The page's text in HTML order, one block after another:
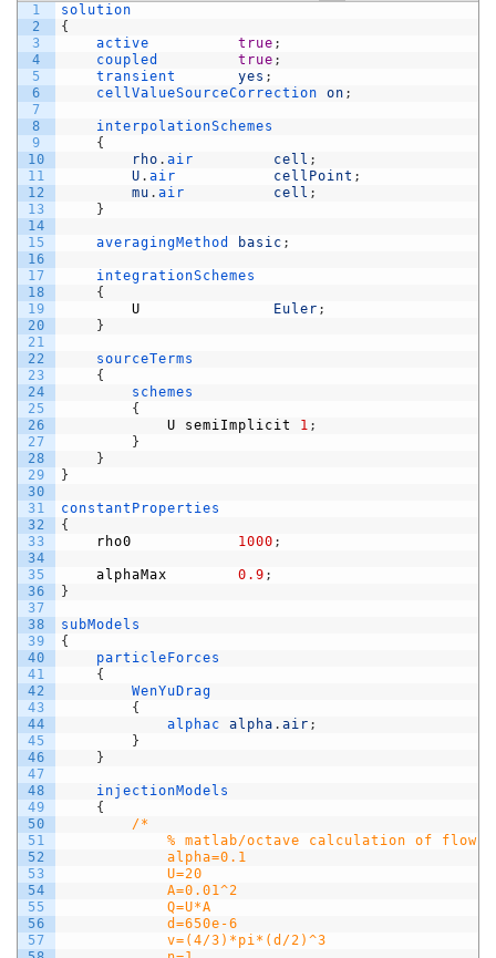
1
2
3
4
5
6
7
8
9
10
11
12
13
14
15
16
17
18
19
20
21
22
23
24
25
26
27
28
29
30
31
32
33
34
35
36
37
38
39
40
41
42
43
44
45
46
47
48
49
50
51
52
53
54
55
56
57
solution
{
active true ;
coupled true ;
transient yes ;
cellValueSourceCorrection on ;
interpolationSchemes
{
rho . air cell ;
U . air cellPoint ;
mu . air cell ;
}
averagingMethod basic ;
integrationSchemes
{
U
Euler ;
}
sourceTerms
{
schemes
{
U
semiImplicit 1 ;
}
}
}
constantProperties
{
rho0
1000 ;
alphaMax 0.9 ;
}
subModels
{
particleForces
{
WenYuDrag
{
alphac alpha . air ;
}
}
injectionModels
{
/*
% matlab/octave calculation of flow
alpha=0.1
U=20
A=0.01^2
Q=U*A
d=650e-6
v=(4/3)*pi*(d/2)^3